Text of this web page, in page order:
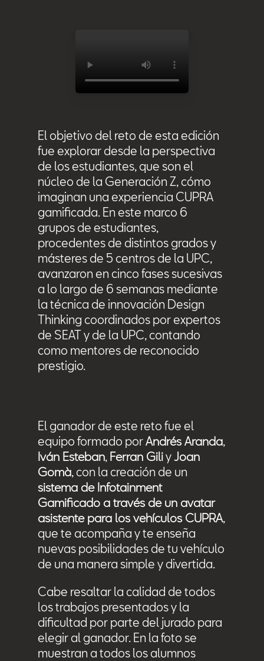
El objetivo del reto de esta edición
fue explorar desde la perspectiva
de los estudiantes, que son el
núcleo de la Generación Z, cómo
imaginan una experiencia CUPRA
gamificada. En este marco 6
grupos de estudiantes,
procedentes de distintos grados y
másteres de 5 centros de la UPC,
avanzaron en cinco fases sucesivas
a lo largo de 6 semanas mediante
la técnica de innovación Design
Thinking coordinados por expertos
de SEAT y de la UPC, contando
como mentores de reconocido
prestigio.
El ganador de este reto fue el
equipo formado porAndrés Aranda,
Iván Esteban, Ferran Gili yJoan
Gomà, con la creación de un
sistema de Infotainment
Gamificado a través de un avatar
asistente para los vehículos CUPRA,
que te acompaña y te enseña
nuevas posibilidades de tu vehículo
de una manera simple y divertida.
Cabe resaltar la calidad de todos
los trabajos presentados y la
dificultad por parte del jurado para
elegir al ganador. En la foto se
muestran a todos los alumnos